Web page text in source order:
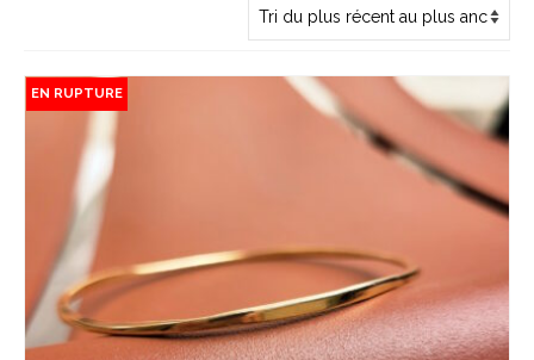
plus
EN RUPTURE